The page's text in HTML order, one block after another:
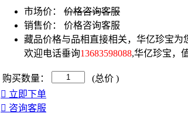
市场价：
价格咨询客服
销售价：
价格咨询客服
藏品价格与品相直接相关，华亿珍宝为
欢迎电话垂询13683598088,华亿珍宝，
购买数量： (总价 )
立即下单
咨询客服